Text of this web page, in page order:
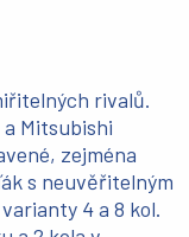
rivalů.
Mitsubishi
zejména
s neuvěřitelným
4 a 8 kol.